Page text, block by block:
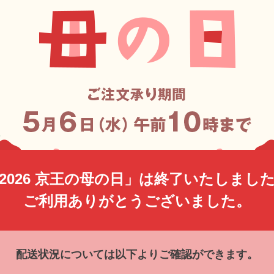
京王の母の日」は終了いたしまし
ご利用ありがとうございました。
配送状況については以下よりご確認ができます。